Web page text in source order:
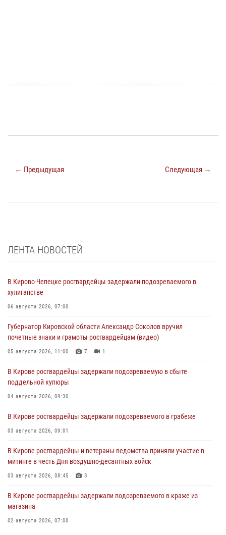
← Предыдущая Следующая →
ЛЕНТА НОВОСТЕЙ
В Кирово-Чепецке росгвардейцы задержали подозреваемого в
хулиганстве
06 августа 2026, 07:00
Губернатор Кировской области Александр Соколов вручил
почетные знаки и грамоты росгвардейцам (видео)
05 августа 2026, 11:00 7 1
В Кирове росгвардейцы задержали подозреваемую в сбыте
поддельной купюры
04 августа 2026, 09:30
В Кирове росгвардейцы задержали подозреваемого в грабеже
03 августа 2026, 09:01
В Кирове росгвардейцы и ветераны ведомства приняли участие в
митинге в честь Дня воздушно-десантных войск
03 августа 2026, 08:45 8
В Кирове росгвардейцы задержали подозреваемого в краже из
магазина
02 августа 2026, 07:00